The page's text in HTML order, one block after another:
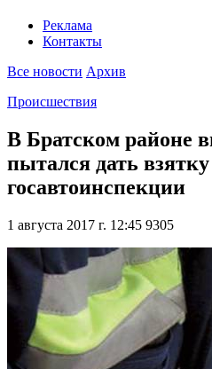
Реклама
Контакты
Все новости Архив
Происшествия
В Братском районе
пытался дать
госавтоинспекции
1 августа 2017 г. 12:45 9305